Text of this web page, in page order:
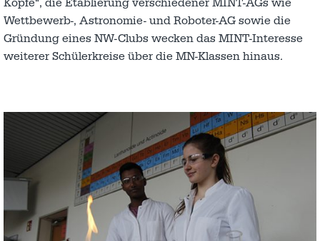
Wettbewerb-, Astronomie- und Roboter-AG sowie die
Gründung eines NW-Clubs wecken das MINT-Interesse
weiterer Schülerkreise über die MN-Klassen hinaus.